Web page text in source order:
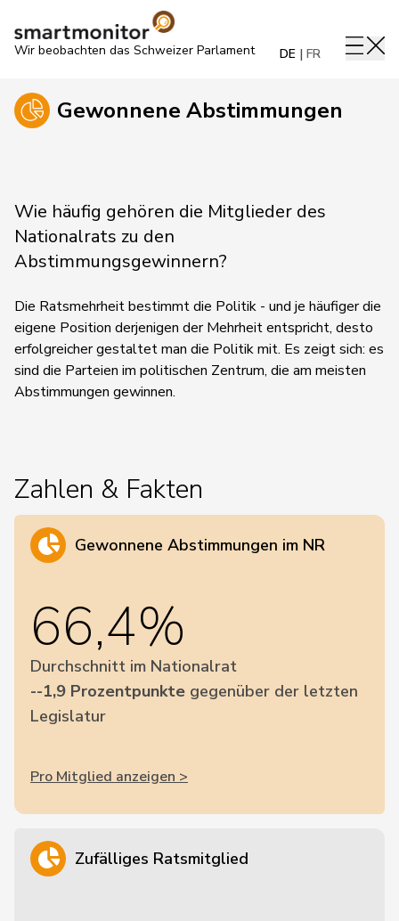
Wir beobachten das Schweizer Parlament DE FR
Gewonnene Abstimmungen
Wie häufig gehören die Mitglieder des
Nationalrats zu den
Abstimmungsgewinnern?
Die Ratsmehrheit bestimmt die Politik - und je häufiger die
eigene Position derjenigen der Mehrheit entspricht, desto
erfolgreicher gestaltet man die Politik mit. Es zeigt sich: es
sind die Parteien im politischen Zentrum, die am meisten
Abstimmungen gewinnen.
Zahlen & Fakten
Gewonnene Abstimmungen im NR
66,4%
Durchschnitt im Nationalrat
--1,9 Prozentpunkte gegenüber der letzten
Legislatur
Pro Mitglied anzeigen >
Zufälliges Ratsmitglied